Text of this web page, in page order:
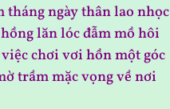
tháng ngày thân lao nhọc
lăn lóc đẫm mồ hôi
chơi vơi hồn một góc
trầm mặc vọng về nơi